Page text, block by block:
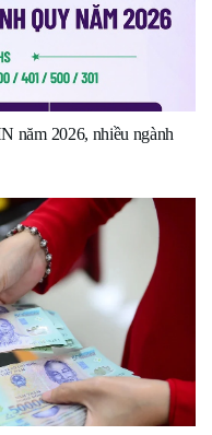
năm 2026, nhiều ngành